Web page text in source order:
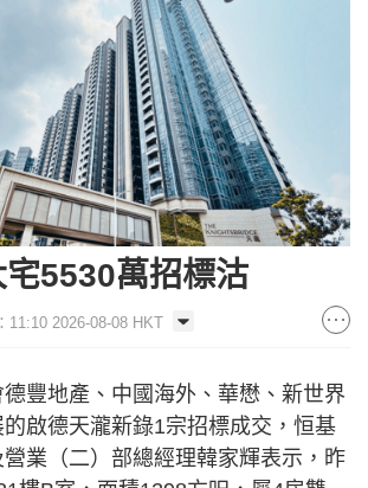
5530萬招標沽
11:10 2026-08-08 HKT
豐地產、中國海外、華懋、新世界
啟德天瀧新錄1宗招標成交，恒基
業（二）部總經理韓家輝表示，昨